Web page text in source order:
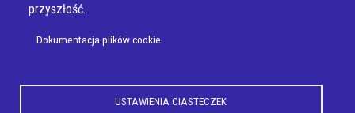
przyszłość.
Dokumentacja plików cookie
USTAWIENIA CIASTECZEK
Uniwersytetu Jagiellońskiego